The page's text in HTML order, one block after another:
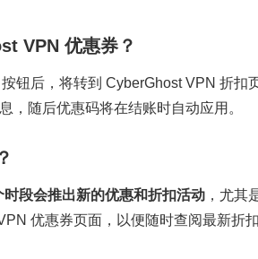
VPN 优惠券？
钮后，将转到 CyberGhost VPN 折
，随后优惠码将在结账时自动应用。
段会推出新的优惠和折扣活动 ，尤其
优惠券页面，以便随时查阅最新折扣